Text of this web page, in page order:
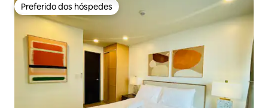
Preferido dos hóspedes
Preferido dos hóspedes